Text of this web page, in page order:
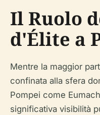
Il Ruolo
d'Élite a
Mentre la maggior
confinata alla sfera
Pompei come
significativa visibilità